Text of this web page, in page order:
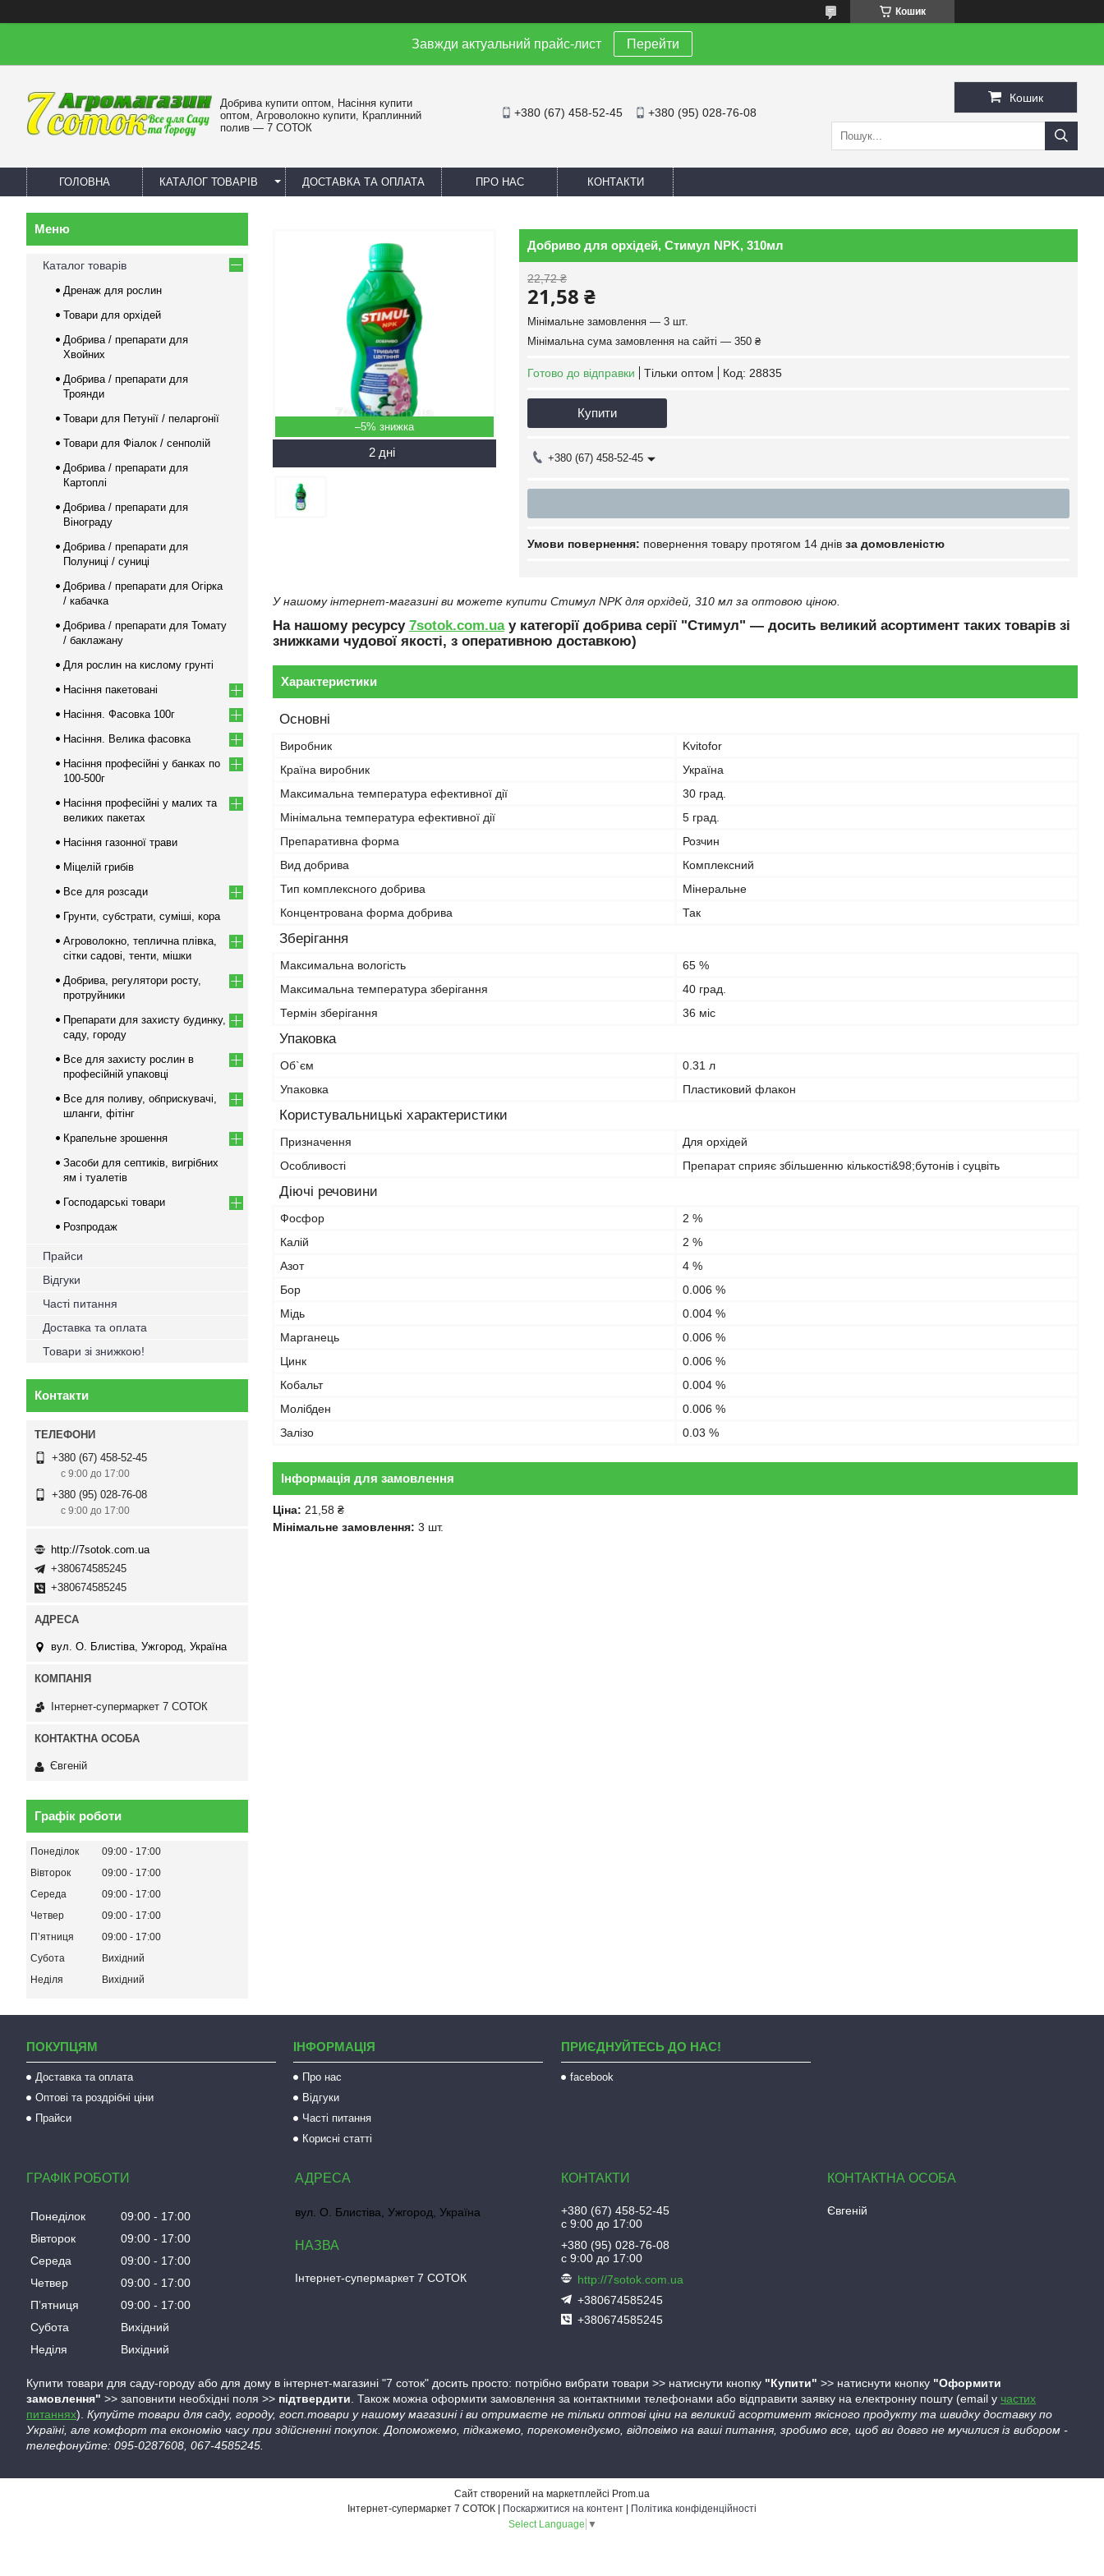
Кошик
Завжди актуальний прайс-лист Перейти
Добрива купити оптом, Насіння купити
оптом, Агроволокно купити, Краплинний
полив — 7 СОТОК
+380 (67) 458-52-45 +380 (95) 028-76-08
Кошик
ГОЛОВНА КАТАЛОГ ТОВАРІВ ДОСТАВКА ТА ОПЛАТА ПРО НАС КОНТАКТИ
–5%
2 дні
Добриво для орхідей, Стимул NPK, 310мл
22,72 ₴
21,58 ₴
Мінімальне замовлення — 3 шт.
Мінімальна сума замовлення на сайті — 350 ₴
Готово до відправки Тільки оптом Код: 28835
Купити
+380 (67) 458-52-45
повернення товару протягом 14 днів за домовленістю
У нашому інтернет-магазині ви можете купити Стимул NPK для орхідей, 310 мл за оптовою ціною.
На нашому ресурсу 7sotok.com.uaу категорії добрива серії "Стимул" — досить великий асортимент таких товарів зі
знижками чудової якості, з оперативною доставкою)
Характеристики
Основні
Виробник
Kvitofor
Країна виробник
Україна
Максимальна температура ефективної дії
30 град.
Мінімальна температура ефективної дії
5 град.
Препаративна форма
Розчин
Вид добрива
Комплексний
Тип комплексного добрива
Мінеральне
Концентрована форма добрива
Так
Зберігання
Максимальна вологість
65 %
Максимальна температура зберігання
40 град.
Термін зберігання
36 міс
Упаковка
Об`єм
0.31 л
Упаковка
Пластиковий флакон
Користувальницькі характеристики
Призначення
Для орхідей
Особливості
Препарат сприяє збільшенню кількості&98;бутонів і суцвіть
Діючі речовини
Фосфор
2 %
Калій
2 %
Азот
4 %
Бор
0.006 %
Мідь
0.004 %
Марганець
0.006 %
Цинк
0.006 %
Кобальт
0.004 %
Молібден
0.006 %
Залізо
0.03 %
Інформація для замовлення
Ціна: 21,58 ₴
Мінімальне замовлення: 3 шт.
Каталог товарів
Дренаж для рослин
Товари для орхідей
Добрива / препарати для
Хвойних
Добрива / препарати для
Троянди
Товари для Петунії / пеларгонії
Товари для Фіалок / сенполій
Добрива / препарати для
Картоплі
Добрива / препарати для
Вінограду
Добрива / препарати для
Полуниці / суниці
Добрива / препарати для Огірка
/ кабачка
Добрива / препарати для Томату
/ баклажану
Для рослин на кислому грунті
Насіння пакетовані
Насіння. Фасовка 100г
Насіння. Велика фасовка
Насіння професійні у банках по
100-500г
Насіння професійні у малих та
великих пакетах
Насіння газонної трави
Міцелій грибів
Все для розсади
Грунти, субстрати, суміші, кора
Агроволокно, теплична плівка,
сітки садові, тенти, мішки
Добрива, регулятори росту,
протруйники
Препарати для захисту будинку,
саду, городу
Все для захисту рослин в
професійній упаковці
Все для поливу, обприскувачі,
шланги, фітінг
Крапельне зрошення
Засоби для септиків, вигрібних
ям і туалетів
Господарські товари
Розпродаж
Прайси
Відгуки
Часті питання
Доставка та оплата
Товари зі знижкою!
Контакти
+380 (67) 458-52-45
с 9:00 до 17:00
+380 (95) 028-76-08
с 9:00 до 17:00
http://7sotok.com.ua
+380674585245
+380674585245
вул. О. Блистіва, Ужгород, Україна
Інтернет-супермаркет 7 СОТОК
Євгеній
Графік роботи
Понеділок 09:00
17:00
Вівторок
09:00
17:00
Середа
09:00
17:00
Четвер
09:00
17:00
Пʼятниця
09:00
17:00
Субота
Вихідний
Неділя
Вихідний
ПОКУПЦЯМ
Доставка та оплата
Оптові та роздрібні ціни
Прайси
ІНФОРМАЦІЯ
Про нас
Відгуки
Часті питання
Корисні статті
ПРИЄДНУЙТЕСЬ ДО НАС!
facebook
ГРАФІК РОБОТИ
Понеділок 09:00
17:00
Вівторок
09:00
17:00
Середа
09:00
17:00
Четвер
09:00
17:00
Пʼятниця
09:00
17:00
Субота
Вихідний
Неділя
Вихідний
вул. О. Блистіва, Ужгород, Україна
Інтернет-супермаркет 7 СОТОК
+380 (67) 458-52-45
с 9:00 до 17:00
+380 (95) 028-76-08
с 9:00 до 17:00
http://7sotok.com.ua
+380674585245
+380674585245
Євгеній
Купити товари для саду-городу або для дому в інтернет-магазині "7 соток" досить просто: потрібно вибрати товари >> натиснути кнопку "Купити" >> натиснути кнопку "Оформити
замовлення" >> заповнити необхідні поля >> підтвердити. Також можна оформити замовлення за контактними телефонами або відправити заявку на електронну пошту (email у частих
питаннях). Купуйте товари для саду, городу, госп.товари у нашому магазині і ви отримаєте не тільки оптові ціни на великий асортимент якісного продукту та швидку доставку по
Україні, але комфорт та економію часу при здійсненні покупок. Допоможемо, підкажемо, порекомендуємо, відповімо на ваші питання, зробимо все, щоб ви довго не мучилися із вибором -
телефонуйте: 095-0287608, 067-4585245.
Сайт створений на маркетплейсі Prom.ua
Поскаржитися на контент
Політика конфіденційності
Select Language ▼